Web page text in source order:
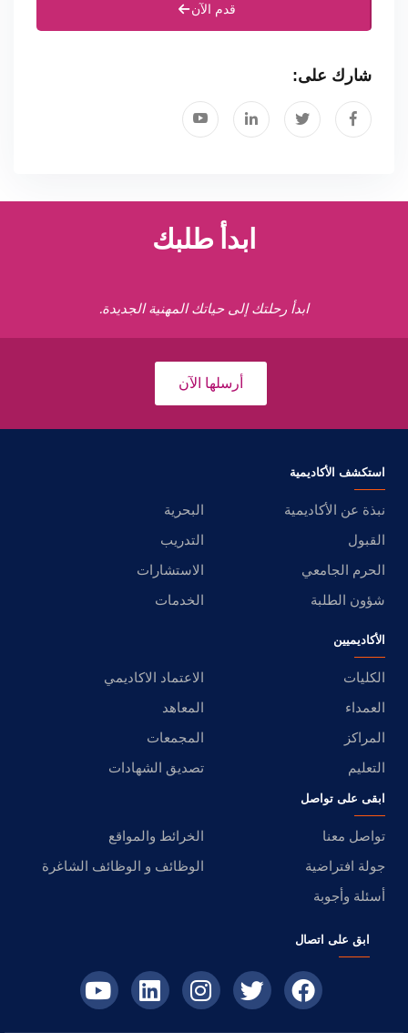
قدم الآن
شارك على:
ابدأ طلبك
ابدأ رحلتك إلى حياتك المهنية الجديدة.
أرسلها الآن
استكشف الأكاديمية
نبذة عن الأكاديمية
البحرية
القبول
التدريب
الحرم الجامعي
الاستشارات
شؤون الطلبة
الخدمات
الأكاديميين
الكليات
الاعتماد الاكاديمي
العمداء
المعاهد
المراكز
المجمعات
التعليم
تصديق الشهادات
ابقى على تواصل
تواصل معنا
الخرائط والمواقع
جولة افتراضية
الوظائف و الوظائف الشاغرة
أسئلة وأجوبة
ابق على اتصال